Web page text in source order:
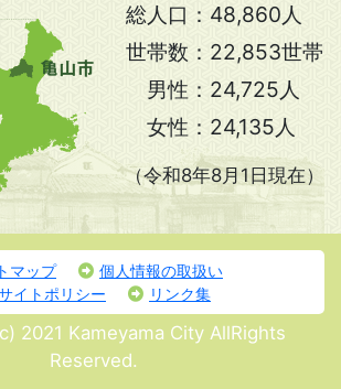
総人口： 48,860人
世帯数： 22,853世帯
男性： 24,725人
女性： 24,135人
（令和8年8月1日現在）
マップ
個人情報の取扱い
イトポリシー
リンク集
2021 Kameyama City AllRights
Reserved.